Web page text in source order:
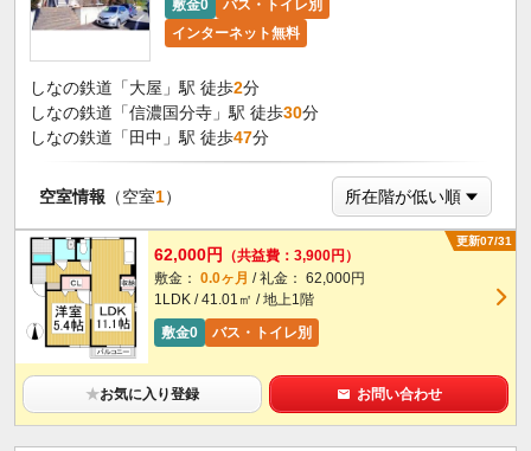
敷金0
バス・トイレ別
インターネット無料
しなの鉄道「大屋」駅 徒歩2分
しなの鉄道「信濃国分寺」駅 徒歩30分
しなの鉄道「田中」駅 徒歩47分
空室情報 （空室1）
更新07/31
62,000円
（共益費：3,900円）
敷金： 0.0ヶ月 / 礼金： 62,000円
1LDK / 41.01㎡ / 地上1階
敷金0
バス・トイレ別
★お気に入り登録 お問い合わせ